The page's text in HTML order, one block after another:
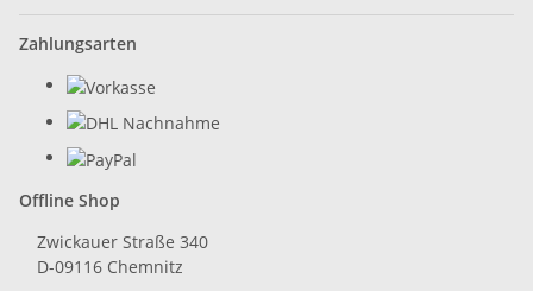
Zahlungsarten
Offline Shop
Zwickauer Straße 340
D-09116 Chemnitz